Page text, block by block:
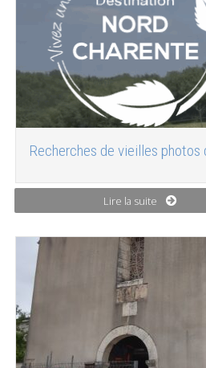
Recherches de vieilles photos
Lire la suite